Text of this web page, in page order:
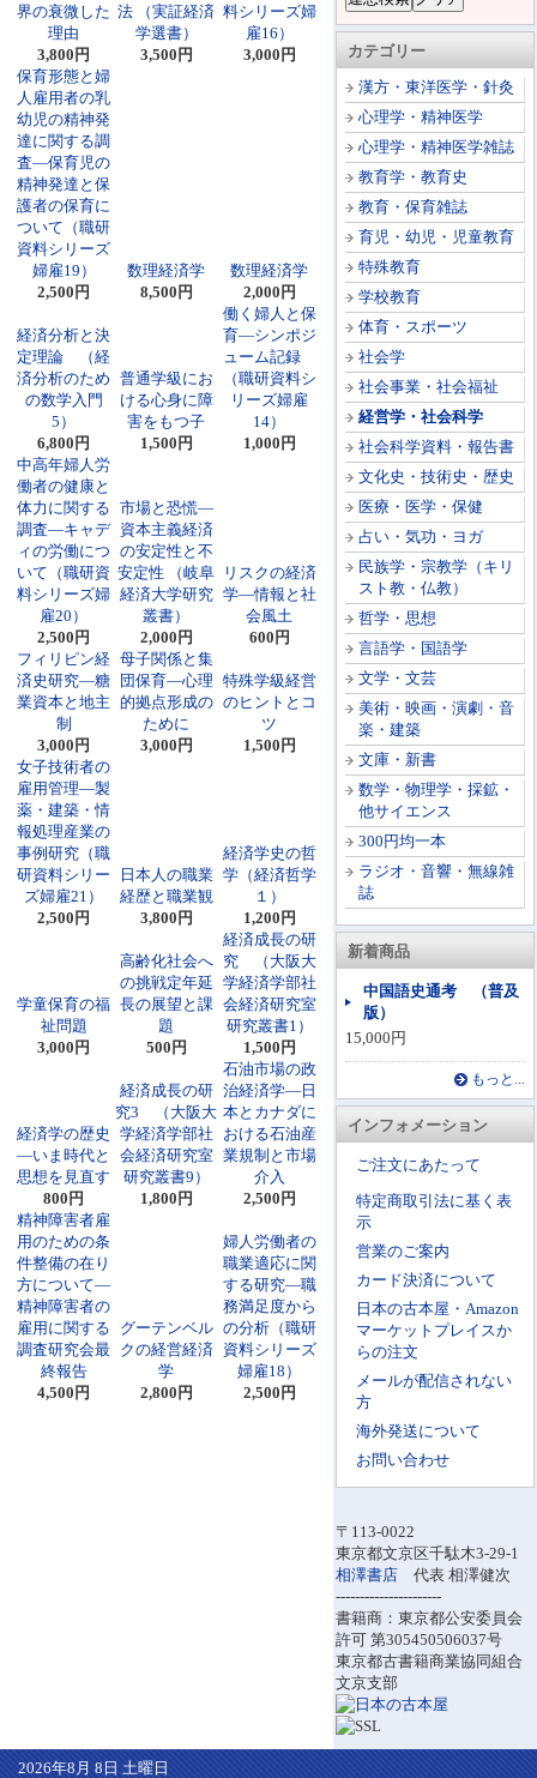
カテゴリー
漢方・東洋医学・針灸
心理学・精神医学
心理学・精神医学雑誌
教育学・教育史
教育・保育雑誌
育児・幼児・児童教育
特殊教育
学校教育
体育・スポーツ
社会学
社会事業・社会福祉
経営学・社会科学
社会科学資料・報告書
文化史・技術史・歴史
医療・医学・保健
占い・気功・ヨガ
民族学・宗教学（キリ
スト教・仏教）
哲学・思想
言語学・国語学
文学・文芸
美術・映画・演劇・音
楽・建築
文庫・新書
数学・物理学・採鉱・
他サイエンス
300円均一本
ラジオ・音響・無線雑
誌
新着商品
中国語史通考 （普及
版）
15,000円
もっと...
インフォメーション
ご注文にあたって
特定商取引法に基く表
示
営業のご案内
カード決済について
日本の古本屋・Amazon
マーケットプレイスか
らの注文
メールが配信されない
方
海外発送について
お問い合わせ
〒113-0022
東京都文京区千駄木3-29-1
相澤書店 代表 相澤健次
----------------------
書籍商：東京都公安委員会
許可 第305450506037号
東京都古書籍商業協同組合
文京支部
界の衰微した
理由
3,800円
法 （実証経済
学選書）
3,500円
料シリーズ婦
雇16）
3,000円
保育形態と婦
人雇用者の乳
幼児の精神発
達に関する調
査―保育児の
精神発達と保
護者の保育に
ついて（職研
資料シリーズ
婦雇19）
2,500円
数理経済学
8,500円
数理経済学
2,000円
経済分析と決
定理論 （経
済分析のため
の数学入門
5）
6,800円
普通学級にお
ける心身に障
害をもつ子
1,500円
働く婦人と保
育―シンポジ
ューム記録
（職研資料シ
リーズ婦雇
14）
1,000円
中高年婦人労
働者の健康と
体力に関する
調査―キャデ
ィの労働につ
いて（職研資
料シリーズ婦
雇20）
2,500円
市場と恐慌―
資本主義経済
の安定性と不
安定性 （岐阜
経済大学研究
叢書）
2,000円
リスクの経済
学―情報と社
会風土
600円
フィリピン経
済史研究―糖
業資本と地主
制
3,000円
母子関係と集
団保育―心理
的拠点形成の
ために
3,000円
特殊学級経営
のヒントとコ
ツ
1,500円
女子技術者の
雇用管理―製
薬・建築・情
報処理産業の
事例研究（職
研資料シリー
ズ婦雇21）
2,500円
日本人の職業
経歴と職業観
3,800円
経済学史の哲
学（経済哲学
１）
1,200円
学童保育の福
祉問題
3,000円
高齢化社会へ
の挑戦定年延
長の展望と課
題
500円
経済成長の研
究 （大阪大
学経済学部社
会経済研究室
研究叢書1）
1,500円
経済学の歴史
―いま時代と
思想を見直す
800円
経済成長の研
究3 （大阪大
学経済学部社
会経済研究室
研究叢書9）
1,800円
石油市場の政
治経済学―日
本とカナダに
おける石油産
業規制と市場
介入
2,500円
精神障害者雇
用のための条
件整備の在り
方について―
精神障害者の
雇用に関する
調査研究会最
終報告
4,500円
グーテンベル
クの経営経済
学
2,800円
婦人労働者の
職業適応に関
する研究―職
務満足度から
の分析（職研
資料シリーズ
婦雇18）
2,500円
2026年8月 8日 土曜日